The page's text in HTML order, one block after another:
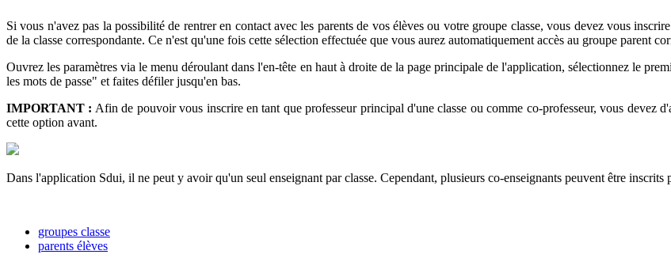
Si vous n'avez pas la possibilité de rentrer en contact avec les parents de vos élèves ou votre groupe classe, vous devez vous
de la classe correspondante. Ce n'est qu'une fois cette sélection effectuée que vous aurez automatiquement accès au groupe parent
Ouvrez les paramètres via le menu déroulant dans l'en-tête en haut à droite de la page principale de l'application, sélectionnez le
les mots de passe" et faites défiler jusqu'en bas.
IMPORTANT : Afin de pouvoir vous inscrire en tant que professeur principal d'une classe ou comme co-professeur, vous devez
cette option avant.
Dans l'application Sdui, il ne peut y avoir qu'un seul enseignant par classe. Cependant, plusieurs co-enseignants peuvent être inscrits
groupes classe
parents élèves